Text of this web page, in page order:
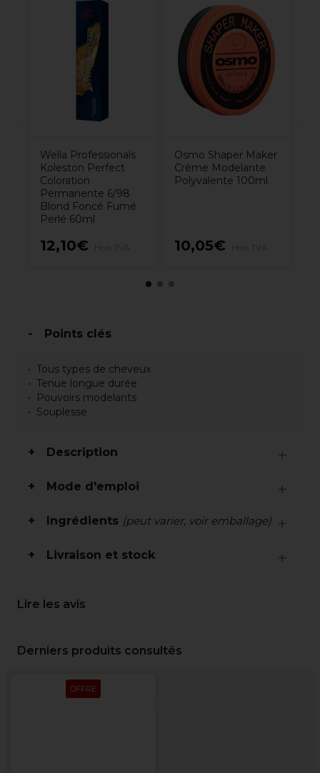
Wella Professionals
Koleston Perfect
Coloration
Permanente 6/98
Blond Foncé Fumé
Perlé 60ml
12,10€
Osmo Shaper Maker
Crème Modelante
Polyvalente 100ml
10,05€
Points clés
Tous types de cheveux
Tenue longue durée
Pouvoirs modelants
Souplesse
Description
Mode d'emploi
Ingrédients (peut varier, voir emballage)
Livraison et stock
Lire les avis
Derniers produits consultés
OFFRE